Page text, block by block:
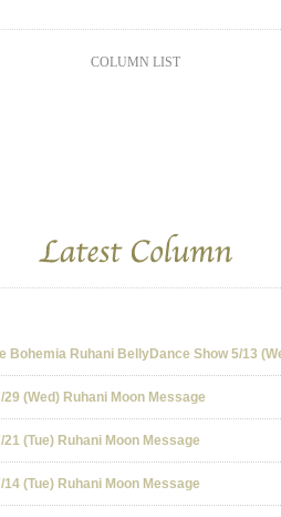
COLUMN LIST
Bohemia Ruhani BellyDance Show 5/13
29 (Wed) Ruhani Moon Message
21 (Tue) Ruhani Moon Message
14 (Tue) Ruhani Moon Message